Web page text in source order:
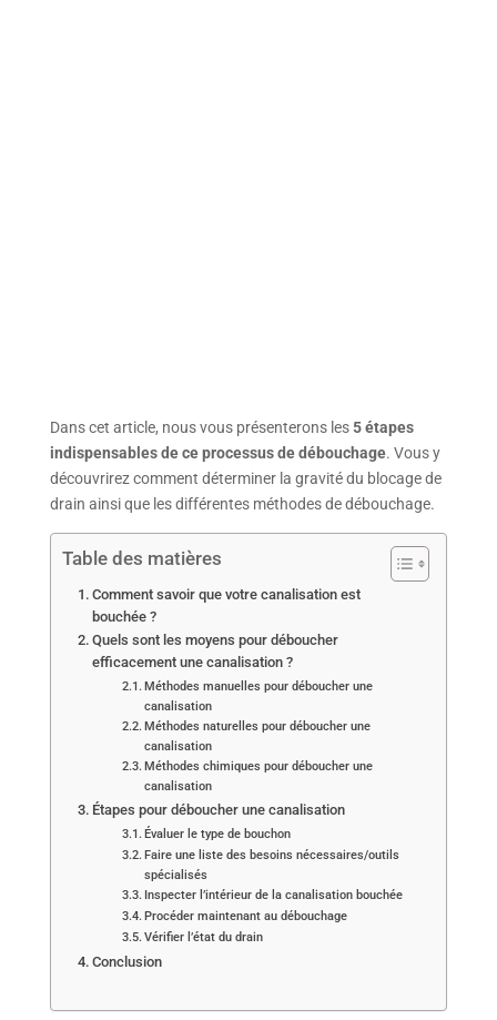
Dans cet article, nous vous présenterons les5 étapes
indispensables de ce processus de débouchage. Vous y
découvrirez comment déterminer la gravité du blocage de
drain ainsi que les différentes méthodes de débouchage.
Table des matières
Comment savoir que votre canalisation est
bouchée ?
Quels sont les moyens pour déboucher
efficacement une canalisation ?
Méthodes manuelles pour déboucher une
canalisation
Méthodes naturelles pour déboucher une
canalisation
Méthodes chimiques pour déboucher une
canalisation
Étapes pour déboucher une canalisation
Évaluer le type de bouchon
Faire une liste des besoins nécessaires/outils
spécialisés
Inspecter l’intérieur de la canalisation bouchée
Procéder maintenant au débouchage
Vérifier l’état du drain
Conclusion